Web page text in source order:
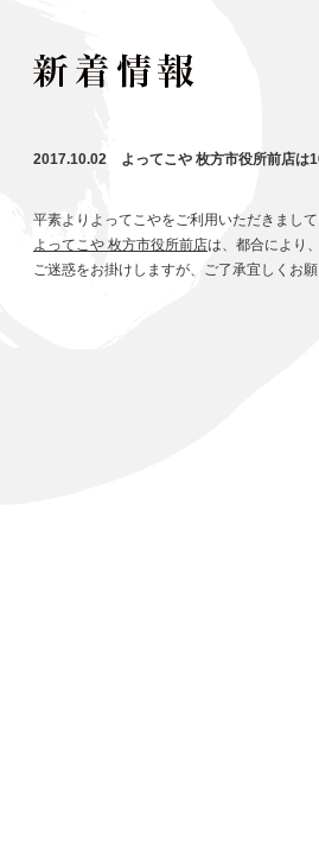
2017.10.02 よってこや 枚方市役所前店は
平素よりよってこやをご利用いただきまし
よってこや 枚方市役所前店は、都合により
ご迷惑をお掛けしますが、ご了承宜しくお願